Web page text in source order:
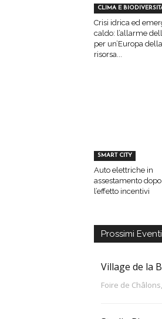
CLIMA E
Crisi idrica ed
caldo: l’allarme
per un’Europa della
risorsa...
SMART CITY
Auto elettriche in
assestamento dopo
l’effetto incentivi
Prossimi Eventi
Village de la
Foire de